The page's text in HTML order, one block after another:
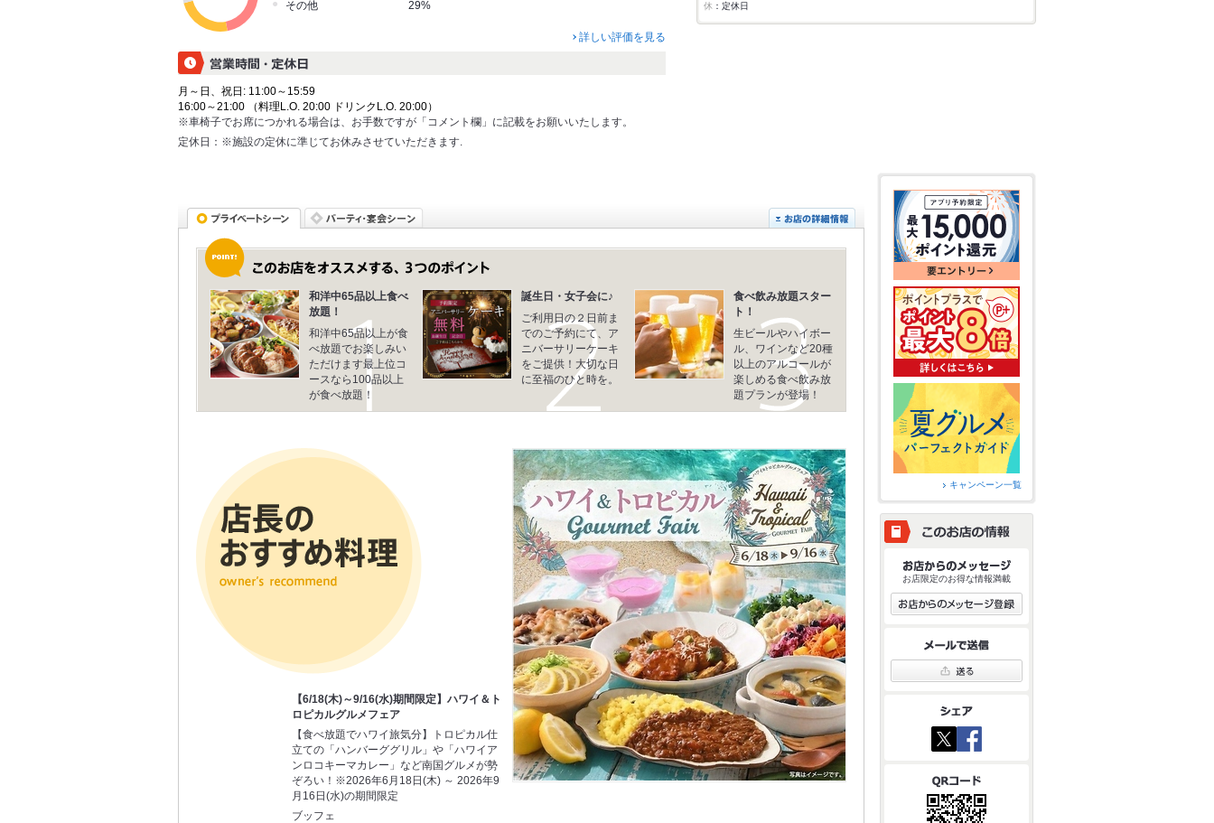
その他
29%
詳しい評価を見る
月～日、祝日: 11:00～15:59
16:00～21:00 （料理L.O. 20:00 ドリンクL.O. 20:00）
※車椅子でお席につかれる場合は、お手数ですが「コメント欄」に記載をお願いいたします。
定休日： ※施設の定休に準じてお休みさせていただきます.
休 ：定休日
和洋中65品以上食べ
放題！
和洋中65品以上が食
べ放題でお楽しみい
ただけます最上位コ
ースなら100品以上
が食べ放題！
誕生日・女子会に♪
ご利用日の２日前ま
でのご予約にて、ア
ニバーサリーケーキ
をご提供！大切な日
に至福のひと時を。
食べ飲み放題スター
ト！
生ビールやハイボー
ル、ワインなど20種
以上のアルコールが
楽しめる食べ飲み放
題プランが登場！
【6/18(木)～9/16(水)期間限定】ハワイ＆ト
ロピカルグルメフェア
【食べ放題でハワイ旅気分】トロピカル仕
立ての「ハンバーググリル」や「ハワイア
ンロコキーマカレー」など南国グルメが勢
ぞろい！※2026年6月18日(木) ～ 2026年9
月16日(水)の期間限定
ブッフェ
キャンペーン一覧
お店限定のお得な情報満載